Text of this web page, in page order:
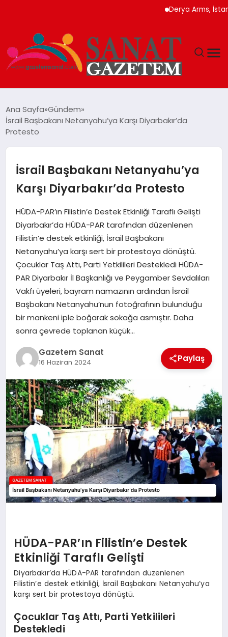
Derya Arms,
TEKNOLOJI
YAŞAM
EKONOMI
SAĞLIK
DÜNYA
EĞITIM
Ana Sayfa Gündem
İsrail Başbakanı Netanyahu’ya Karşı Diyarbakır’da
Protesto
İsrail Başbakanı Netanyahu’ya
Karşı Diyarbakır’da Protesto
HÜDA-PAR’ın Filistin’e Destek Etkinliği Taraflı Gelişti
Diyarbakır’da HÜDA-PAR tarafından düzenlenen
Filistin’e destek etkinliği, İsrail Başbakanı
Netanyahu’ya karşı sert bir protestoya dönüştü.
Çocuklar Taş Attı, Parti Yetkilileri Destekledi HÜDA-
PAR Diyarbakır İl Başkanlığı ve Peygamber Sevdalıları
Vakfı üyeleri, bayram namazının ardından İsrail
Başbakanı Netanyahu’nun fotoğrafının bulunduğu
bir mankeni iple boğarak sokağa asmıştır. Daha
sonra çevrede toplanan küçük…
Gazetem Sanat
16 Haziran 2024 Paylaş
HÜDA-PAR’ın Filistin’e Destek
Etkinliği Taraflı Gelişti
Diyarbakır’da HÜDA-PAR tarafından düzenlenen
Filistin’e destek etkinliği, İsrail Başbakanı Netanyahu’ya
karşı sert bir protestoya dönüştü.
Çocuklar Taş Attı, Parti Yetkilileri
Destekledi